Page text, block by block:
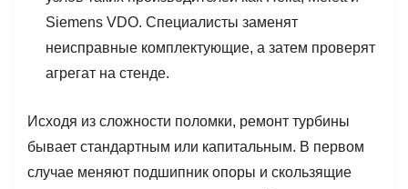
Siemens VDO. Специалисты заменят
неисправные комплектующие, а затем проверят
агрегат на стенде.
Исходя из сложности поломки, ремонт турбины
бывает стандартным или капитальным. В первом
случае меняют подшипник опоры и скользящие